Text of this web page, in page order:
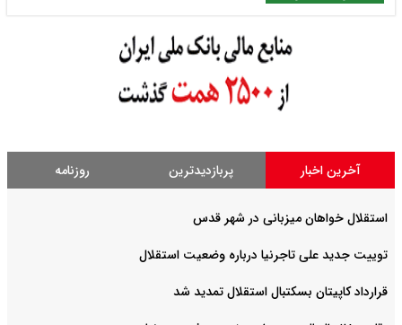
آخرین اخبار پربازدیدترین روزنامه
استقلال خواهان میزبانی در شهر قدس
توییت جدید علی تاجرنیا درباره وضعیت استقلال
قرارداد کاپیتان بسکتبال استقلال تمدید شد